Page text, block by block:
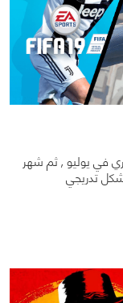
0
في يوليو , ثم شهر
تدريجي